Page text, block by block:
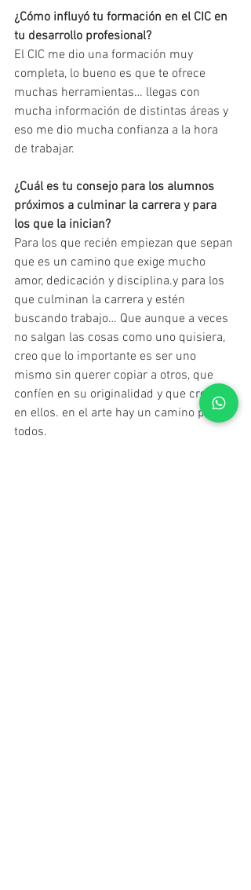
¿Cómo influyó tu formación en el CIC en
tu desarrollo profesional?
El CIC me dio una formación muy
completa, lo bueno es que te ofrece
muchas herramientas… llegas con
mucha información de distintas áreas y
eso me dio mucha confianza a la hora
de trabajar.
¿Cuál es tu consejo para los alumnos
próximos a culminar la carrera y para
los que la inician?
Para los que recién empiezan que sepan
que es un camino que exige mucho
amor, dedicación y disciplina.y para los
que culminan la carrera y estén
buscando trabajo… Que aunque a veces
no salgan las cosas como uno quisiera,
creo que lo importante es ser uno
mismo sin querer copiar a otros, que
confíen en su originalidad y que crean
en ellos. en el arte hay un camino para
todos.